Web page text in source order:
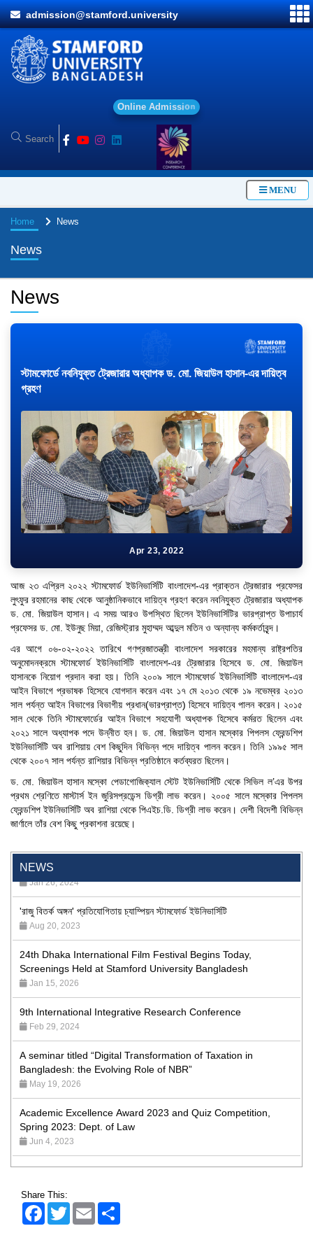
admission@stamford.university
Onl ine Ad mission
MENU
Home News
News
NEWS
Program
Jan 26, 2024
'রাজু বিতর্ক অঙ্গন' প্রতিযোগিতায় চ্যাম্পিয়ন স্টামফোর্ড ইউনিভার্সিটি
Aug 20, 2023
24th Dhaka International Film Festival Begins Today,
Screenings Held at Stamford University Bangladesh
Jan 15, 2026
9th International Integrative Research Conference
Feb 29, 2024
A seminar titled “Digital Transformation of Taxation in
Bangladesh: the Evolving Role of NBR”
May 19, 2026
Academic Excellence Award 2023 and Quiz Competition,
Spring 2023: Dept. of Law
Jun 4, 2023
Admission Fair Spring 2026 underway at Stamford University
Bangladesh
Admission Fair Summer 2026 underway at Stamford
University Bangladesh
Share This:
FacebookTwitter Email
News
স্টামফোর্ডে নবনিযুক্ত ট্রেজারার অধ্যাপক ড. মো. জিয়াউল হাসান-এর দায়িত্ব
গ্রহণ
Apr 23, 2022
আজ ২৩ এপ্রিল ২০২২ স্টামফোর্ড ইউনিভার্সিটি বাংলাদেশ-এর প্রাক্তন ট্রেজারার প্রফেসর
লুৎফুর রহমানের কাছ থেকে আনুষ্ঠানিকভাবে দায়িত্ব গ্রহণ করেন নবনিযুক্ত ট্রেজারার অধ্যাপক
ড. মো. জিয়াউল হাসান। এ সময় আরও উপস্থিত ছিলেন ইউনিভার্সিটির ভারপ্রাপ্ত উপাচার্য
প্রফেসর ড. মো. ইউনুছ মিয়া, রেজিস্ট্রার মুহাম্মদ আব্দুল মতিন ও অন্যান্য কর্মকর্তাবৃন্দ।
এর আগে ০৬-০২-২০২২ তারিখে গণপ্রজাতন্ত্রী বাংলাদেশ সরকারের মহমান্য রাষ্ট্রপতির
অনুমোদনক্রমে স্টামফোর্ড ইউনিভার্সিটি বাংলাদেশ-এর ট্রেজারার হিসেবে ড. মো. জিয়াউল
হাসানকে নিয়োগ প্রদান করা হয়। তিনি ২০০৯ সালে স্টামফোর্ড ইউনিভার্সিটি বাংলাদেশ-এর
আইন বিভাগে প্রভাষক হিসেবে যোগদান করেন এবং ১৭ মে ২০১৩ থেকে ১৯ নভেম্বর ২০১৩
সাল পর্যন্ত আইন বিভাগের বিভাগীয় প্রধান(ভারপ্রাপ্ত) হিসেবে দায়িত্ব পালন করেন। ২০১৫
সাল থেকে তিনি স্টামফোর্ডের আইন বিভাগে সহযোগী অধ্যাপক হিসেবে কর্মরত ছিলেন এবং
২০২১ সালে অধ্যাপক পদে উন্নীত হন। ড. মো. জিয়াউল হাসান মস্কোর পিপলস ফ্রেন্ডশিপ
ইউনিভার্সিটি অব রাশিয়ায় বেশ কিছুদিন বিভিন্ন পদে দায়িত্ব পালন করেন। তিনি ১৯৯৫ সাল
থেকে ২০০৭ সাল পর্যন্ত রাশিয়ার বিভিন্ন প্রতিষ্ঠানে কর্তব্যরত ছিলেন।
ড. মো. জিয়াউল হাসান মস্কো পেডাগোজিক্যাল স্টেট ইউনিভার্সিটি থেকে সিভিল ল’এর উপর
প্রথম শ্রেণিতে মাস্টার্স ইন জুরিসপ্রডেন্স ডিগ্রী লাভ করেন। ২০০৫ সালে মস্কোর পিপলস
ফ্রেন্ডশিপ ইউনিভার্সিটি অব রাশিয়া থেকে পিএইচ.ডি. ডিগ্রী লাভ করেন। দেশী বিদেশী বিভিন্ন
জার্ণালে তাঁর বেশ কিছু প্রকাশনা রয়েছে।